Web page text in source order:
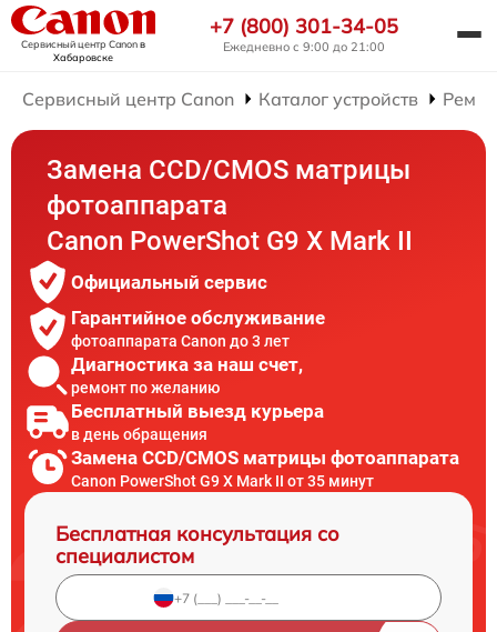
Сервисный центр Canonв
Хабаровске
+7 (800) 301-34-05
Ежедневно с 9:00 до 21:00
Сервисный центр Canon Каталог устройств
Замена CCD/CMOS матрицы
фотоаппарата
Canon PowerShot G9 X Mark II
Официальный сервис
Гарантийное обслуживание
фотоаппарата Canon до 3 лет
Диагностика за наш счет,
ремонт по желанию
Бесплатный выезд курьера
в день обращения
Замена CCD/CMOS матрицы фотоаппарата
Canon PowerShot G9 X Mark II от 35 минут
Бесплатная консультация со
специалистом